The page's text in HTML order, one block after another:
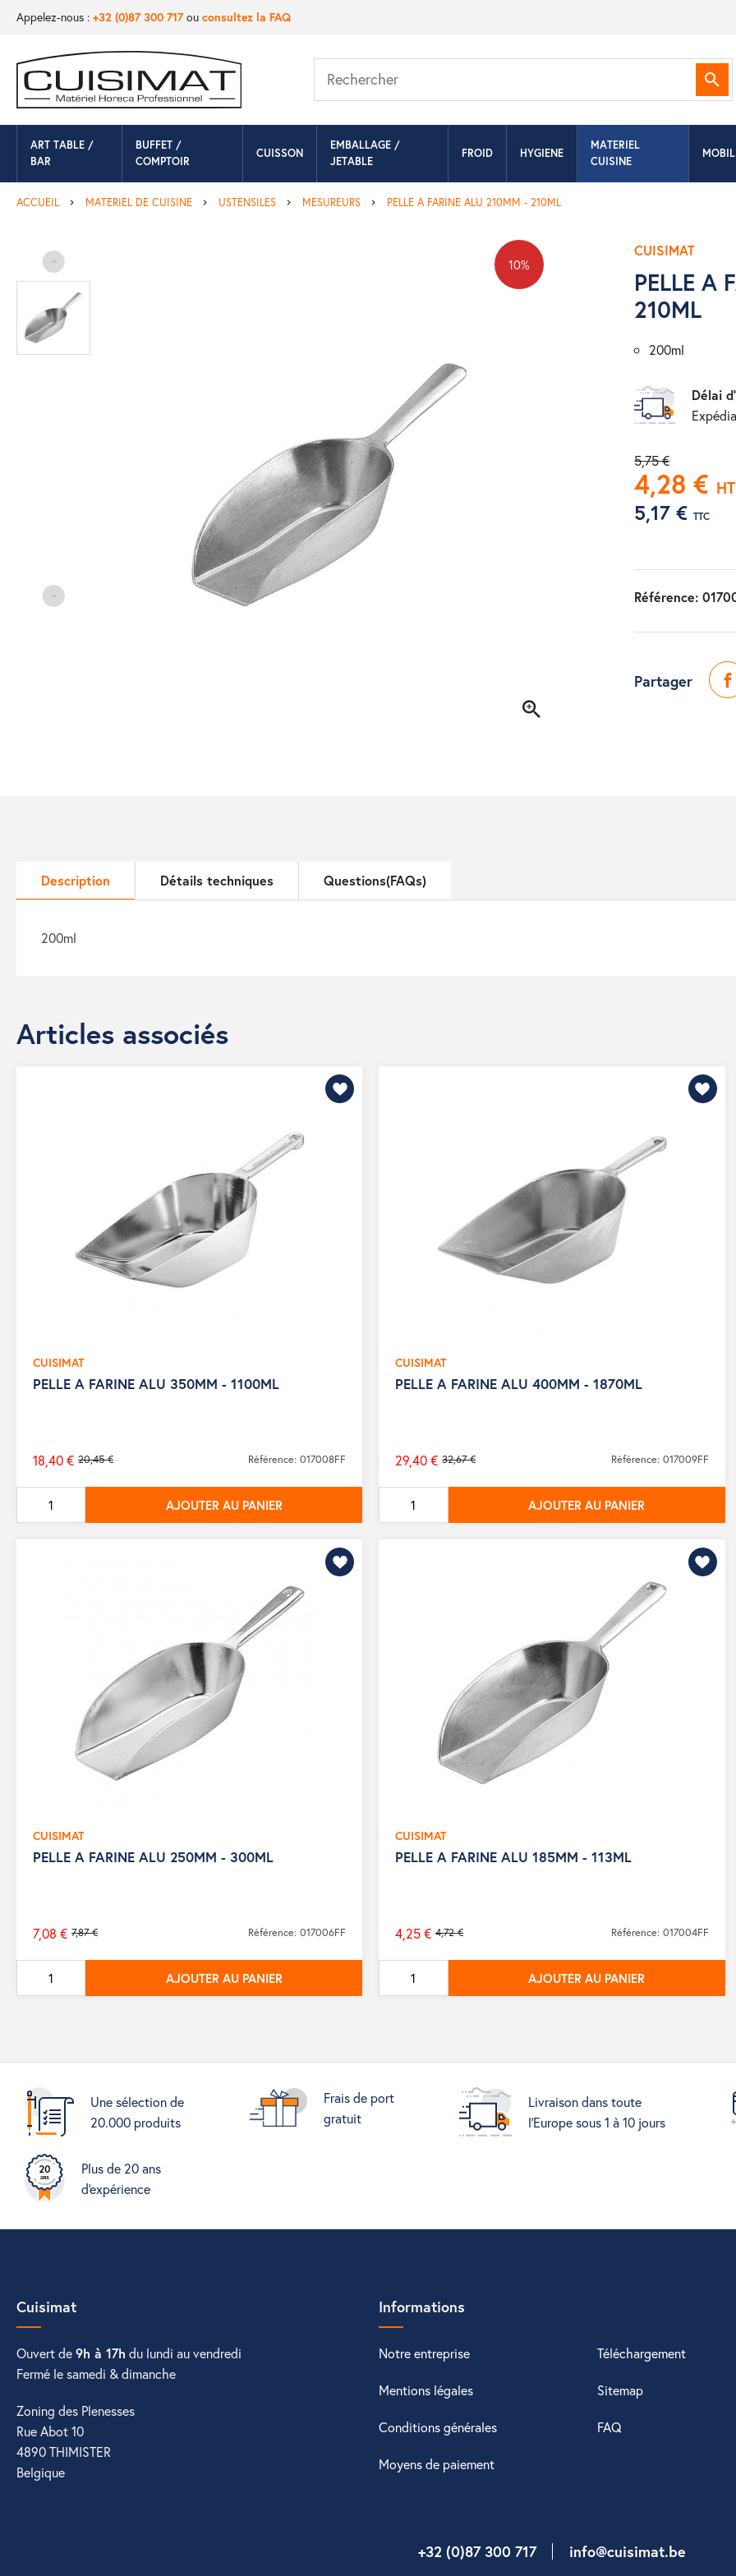
Appelez-nous : +32 (0)87 300 717ou consultez la FAQ
ART TABLE /
BAR
BUFFET /
COMPTOIR
CUISSON
EMBALLAGE /
JETABLE
FROID HYGIENE
MATERIEL
CUISINE
ACCUEIL MATERIEL DE CUISINE USTENSILES MESUREURS PELLE A FARINE ALU 210MM - 210ML
10%
CUISIMAT
PELLE A
210ML
200ml
Délai
5,75 €
4,28 € HT
5,17 € TTC
Référence:
Partager
Description Détails techniques Questions(FAQs)
200ml
Articles associés
CUISIMAT
PELLE A FARINE ALU 350MM - 1100ML
Prix
de
base
20,45 €
18,40 € Référence: 017008FF
AJOUTER AU PANIER
CUISIMAT
PELLE A FARINE ALU 400MM - 1870ML
Prix
de
base
32,67 €
29,40 € Référence: 017009FF
AJOUTER AU PANIER
CUISIMAT
PELLE A FARINE ALU 250MM - 300ML
Prix
de
base
7,87 €
7,08 € Référence: 017006FF
AJOUTER AU PANIER
CUISIMAT
PELLE A FARINE ALU 185MM - 113ML
Prix
de
base
4,72 €
4,25 € Référence: 017004FF
AJOUTER AU PANIER
Une sélection de
20.000 produits
Frais de port
gratuit
Livraison dans toute
l'Europe sous 1 à 10 jours
Plus de 20 ans
d'expérience
Cuisimat
Ouvert de9h à 17h du lundi au vendredi
Fermé le samedi & dimanche
Zoning des Plenesses
Rue Abot 10
4890 THIMISTER
Belgique
Informations
Notre entreprise Téléchargement
Mentions légales Sitemap
Conditions générales FAQ
Moyens de paiement
+32 (0)87 300 717 info@cuisimat.be